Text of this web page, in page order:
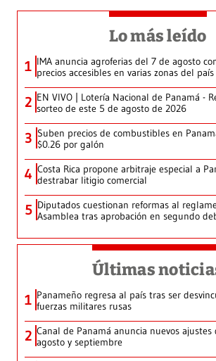
Lo más leído
1 IMA anuncia agroferias del 7 de agosto
precios accesibles en varias zonas del país
2 EN VIVO | Lotería Nacional de Panamá -
sorteo de este 5 de agosto de 2026
3 Suben precios de combustibles en
$0.26 por galón
4 Costa Rica propone arbitraje especial a
destrabar litigio comercial
5 Diputados cuestionan reformas al
Asamblea tras aprobación en segundo
Últimas
1 Panameño regresa al país tras ser
fuerzas militares rusas
2 Canal de Panamá anuncia nuevos ajustes
agosto y septiembre